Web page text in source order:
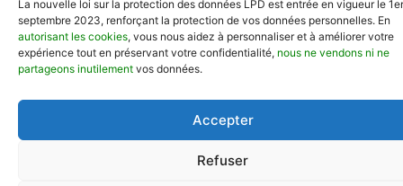
La nouvelle loi sur la protection des données LPD est entrée en vigueur le 1er
septembre 2023, renforçant la protection de vos données personnelles. En
autorisant les cookies, vous nous aidez à personnaliser et à améliorer votre
expérience tout en préservant votre confidentialité, nous ne vendons ni ne
partageons inutilement vos données.
Accepter
Refuser